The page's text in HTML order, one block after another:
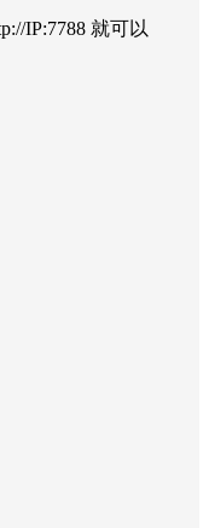
IP:7788 就可以